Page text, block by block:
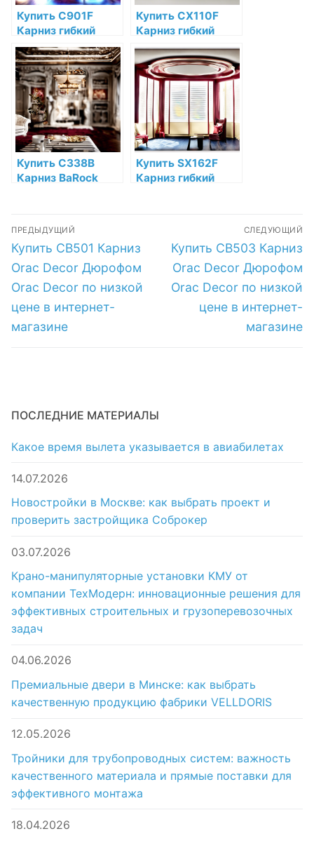
Купить C901F
Карниз гибкий
Orac Decor Orac
Decor по низкой
цене в интернет-
магазине
Купить CX110F
Карниз гибкий
Orac Decor
Полиуретан Orac
Decor по низкой
цене в интернет-
магазине
Купить C338B
Карниз BaRock
Decor по низкой
цене в интернет-
магазине
Купить SX162F
Карниз гибкий
интернет-
магазине
Навигация
по
записям
ПРЕДЫДУЩИЙ
Предыдущая
запись:
Купить CB501 Карниз
Orac Decor Дюрофом
Orac Decor по низкой
цене в интернет-
магазине
СЛЕДУЮЩИЙ
Следующая
запись:
Купить CB503 Карниз
Orac Decor Дюрофом
Orac Decor по низкой
цене в интернет-
магазине
ПОСЛЕДНИЕ МАТЕРИАЛЫ
Какое время вылета указывается в авиабилетах
14.07.2026
Новостройки в Москве: как выбрать проект и
проверить застройщика Соброкер
03.07.2026
Крано-манипуляторные установки КМУ от
компании ТехМодерн: инновационные решения для
эффективных строительных и грузоперевозочных
задач
04.06.2026
Премиальные двери в Минске: как выбрать
качественную продукцию фабрики VELLDORIS
12.05.2026
Тройники для трубопроводных систем: важность
качественного материала и прямые поставки для
эффективного монтажа
18.04.2026